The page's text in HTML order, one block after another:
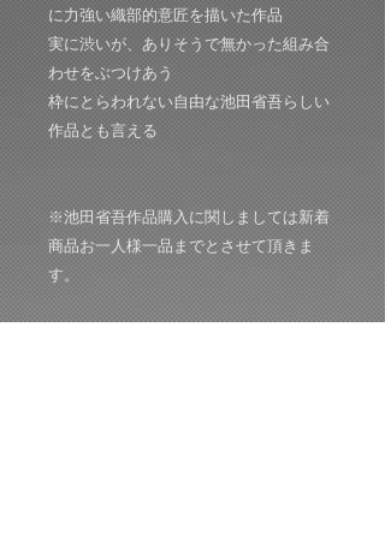
に力強い織部的意匠を描いた作品
実に渋いが、ありそうで無かった組み合
わせをぶつけあう
枠にとらわれない自由な池田省吾らしい
作品とも言える
※池田省吾作品購入に関しましては新着
商品お一人様一品までとさせて頂きま
す。